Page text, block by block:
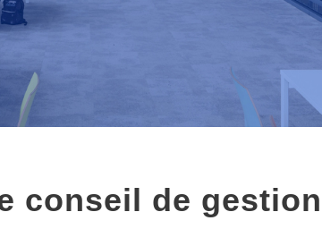
conseil de gestion